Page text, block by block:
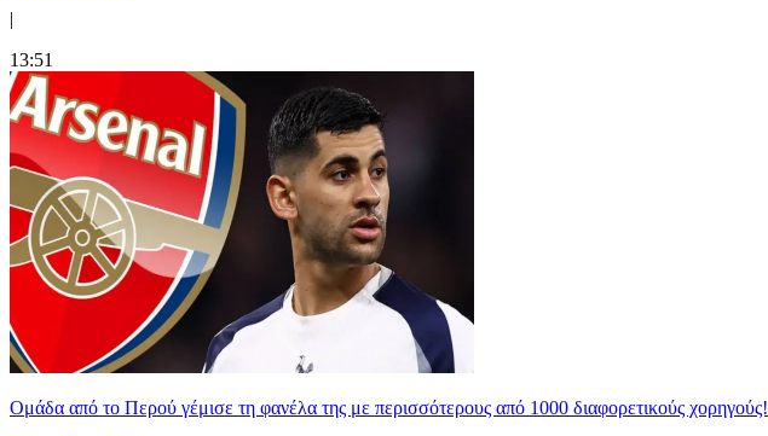
|
13:51
Ομάδα από το Περού γέμισε τη φανέλα της με περισσότερους από 1000 διαφορετικούς χορηγούς!